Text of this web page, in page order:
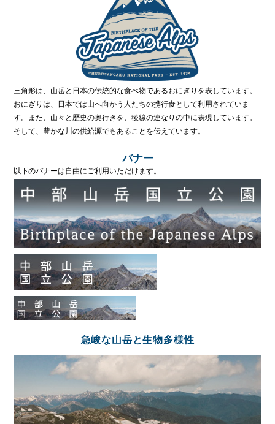
三角形は、山岳と日本の伝統的な食べ物であるおにぎりを表しています。
おにぎりは、日本では山へ向かう人たちの携行食として利用されていま
す。また、山々と歴史の奥行きを、稜線の連なりの中に表現しています。
そして、豊かな川の供給源でもあることを伝えています。
バナー
以下のバナーは自由にご利用いただけます。
急峻な山岳と生物多様性